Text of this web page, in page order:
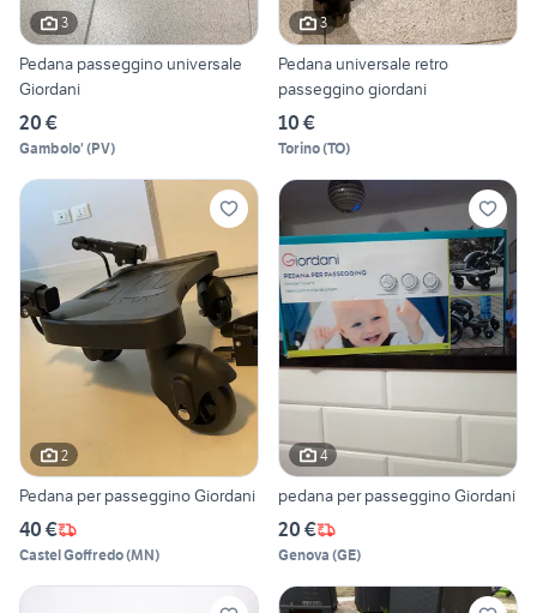
3
Pedana passeggino universale
Giordani
20 €
Gambolo' (PV)
3
Pedana universale retro
passeggino giordani
10 €
Torino(TO)
2
Pedana per passeggino Giordani
40 €
Castel Goffredo(MN)
4
pedana per passeggino Giordani
20 €
Genova (GE)